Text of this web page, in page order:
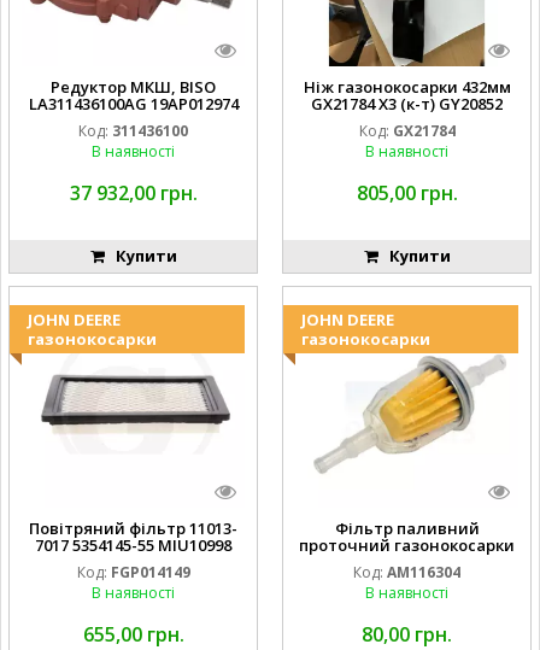
Редуктор МКШ, BISO
LA311436100AG 19AP012974
Laverda EMNIYET
Код: 311436100
В наявності
37 932,00 грн.
Купити
Ніж газонокосарки 432мм
GX21784 X3 (к-т) GY20852
AM137757 AM141035
Код: GX21784
В наявності
805,00 грн.
Купити
JOHN DEERE
газонокосарки
Повітряний фільтр 11013-
7017 5354145-55 MIU10998
FGP014149
Код: FGP014149
В наявності
655,00 грн.
JOHN DEERE
газонокосарки
Фільтр паливний
проточний газонокосарки
JOHN DEERE AM116304
GY20709
Код: AM116304
В наявності
80,00 грн.